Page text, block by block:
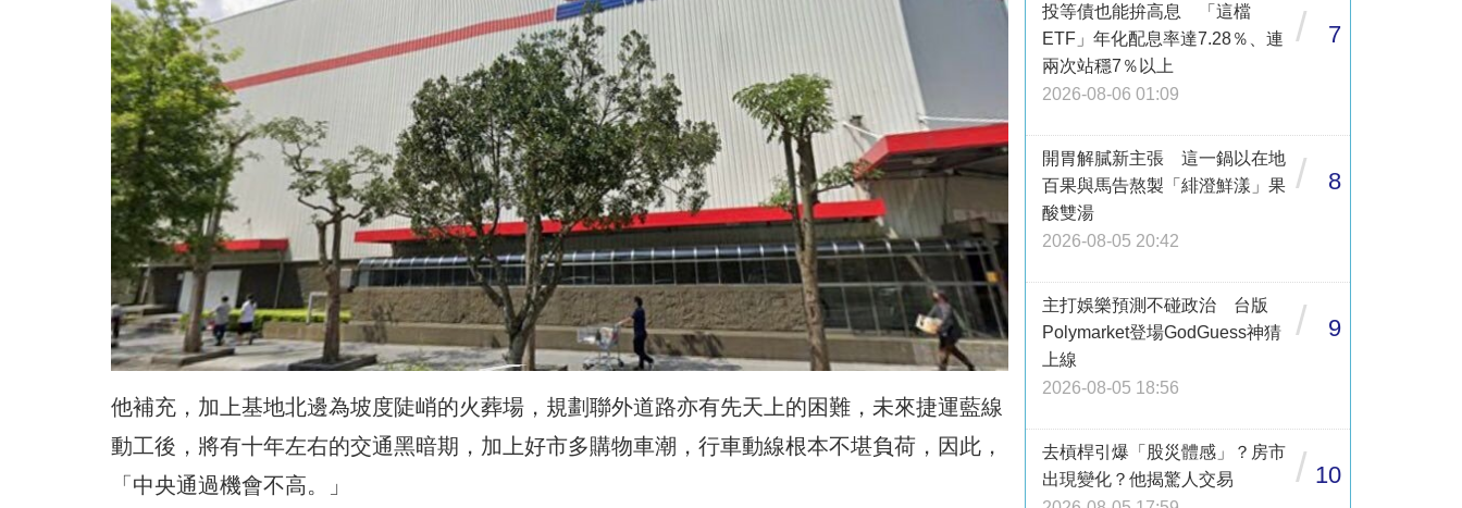
他補充，加上基地北邊為坡度陡峭的火葬場，規劃聯外道路亦有先天上的困難，未來捷運藍線
動工後，將有十年左右的交通黑暗期，加上好市多購物車潮，行車動線根本不堪負荷，因此，
「中央通過機會不高。」
投等債也能拚高息 「這檔
ETF」年化配息率達7.28％、連
兩次站穩7％以上
2026-08-06 01:09
/ 7
開胃解膩新主張 這一鍋以在地
百果與馬告熬製「緋澄鮮漾」果
酸雙湯
2026-08-05 20:42
/ 8
主打娛樂預測不碰政治 台版
Polymarket登場GodGuess神猜
上線
2026-08-05 18:56
/ 9
去槓桿引爆「股災體感」？房市
出現變化？他揭驚人交易
/ 10